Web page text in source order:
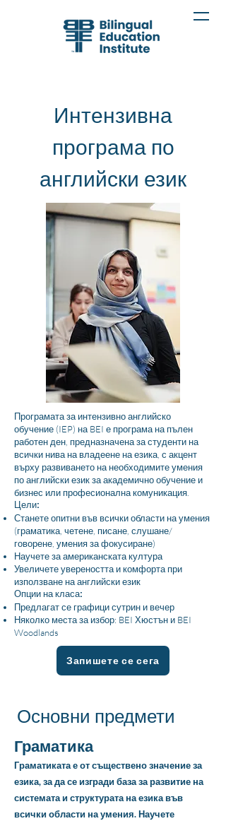
Интензивна
програма по
английски език
Програмата за интензивно английско
обучение (IEP) на BEI е програма на пълен
работен ден, предназначена за студенти на
всички нива на владеене на езика, с акцент
върху развиването на необходимите умения
по английски език за академично обучение и
бизнес или професионална комуникация.
Цели:
Станете опитни във всички области на умения
(граматика, четене, писане, слушане/
говорене, умения за фокусиране)
Научете за американската култура
Увеличете увереността и комфорта при
използване на английски език
Опции на класа:
Предлагат се графици сутрин и вечер
Няколко места за избор: BEI Хюстън и BEI
Woodlands
Запишете се сега
Основни предмети
Граматика
Граматиката е от съществено значение за
езика, за да се изгради база за развитие на
системата и структурата на езика във
всички области на умения. Научете